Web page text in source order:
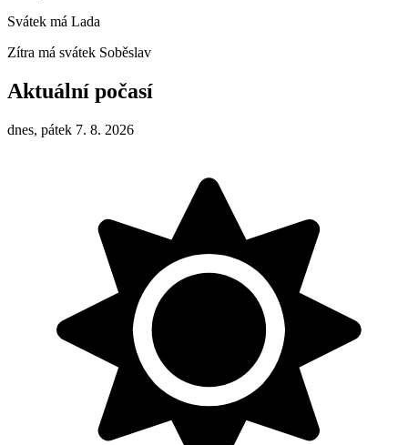
Svátek má Lada
Zítra má svátek Soběslav
Aktuální počasí
dnes, pátek 7. 8. 2026